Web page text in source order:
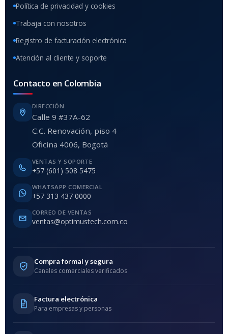
Política de privacidad y cookies
Trabaja con nosotros
Registro de facturación electrónica
Atención al cliente y soporte
Contacto en Colombia
DIRECCIÓN
Calle 9 #37A-62
C.C. Renovación, piso 4
Oficina 4006, Bogotá
VENTAS Y SOPORTE
+57 (601) 508 5475
WHATSAPP COMERCIAL
+57 313 437 0000
CORREO DE VENTAS
ventas@optimustech.com.co
Compra formal y segura
Canales comerciales verificados
Factura electrónica
Para empresas y personas